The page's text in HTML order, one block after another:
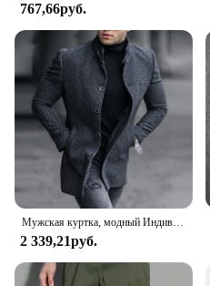
767,66руб.
Мужская куртка, модный Индивидуальный повседневный костюм, мужской свободный топ на молнии с длинным рукавом и карманами
2 339,21руб.